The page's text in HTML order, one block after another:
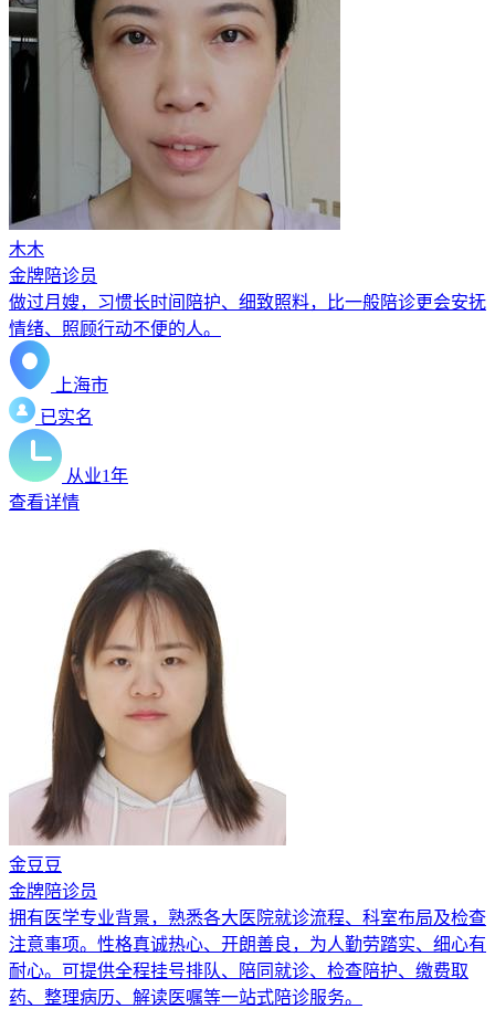
木木
金牌陪诊员
做过月嫂，习惯长时间陪护、细致照料，比一般陪诊更会安抚
情绪、照顾行动不便的人。
上海市
已实名
从业1年
查看详情
金豆豆
金牌陪诊员
拥有医学专业背景，熟悉各大医院就诊流程、科室布局及检查
注意事项。性格真诚热心、开朗善良，为人勤劳踏实、细心有
耐心。可提供全程挂号排队、陪同就诊、检查陪护、缴费取
药、整理病历、解读医嘱等一站式陪诊服务。